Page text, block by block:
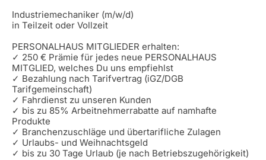
Industriemechaniker (m/w/d)
in Teilzeit oder Vollzeit
PERSONALHAUS MITGLIEDER erhalten:
✓ 250 € Prämie für jedes neue PERSONALHAUS
MITGLIED, welches Du uns empfiehlst
✓ Bezahlung nach Tarifvertrag (iGZ/DGB
Tarifgemeinschaft)
✓ Fahrdienst zu unseren Kunden
✓ bis zu 85% Arbeitnehmerrabatte auf namhafte
Produkte
✓ Branchenzuschläge und übertarifliche Zulagen
✓ Urlaubs- und Weihnachtsgeld
✓ bis zu 30 Tage Urlaub (je nach Betriebszugehörigkeit)